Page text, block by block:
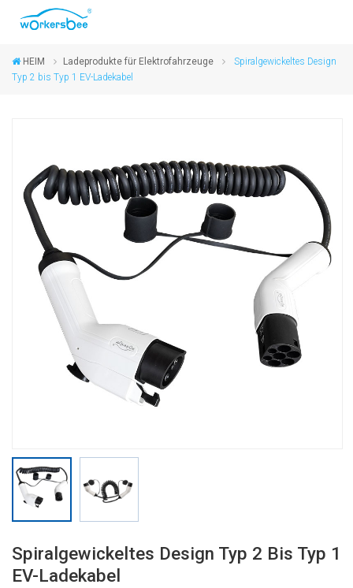
HEIM Ladeprodukte für Elektrofahrzeuge
Spiralgewickeltes Design
Typ 2 bis Typ 1 EV-Ladekabel
Spiralgewickeltes Design Typ 2 Bis Typ 1
EV-Ladekabel